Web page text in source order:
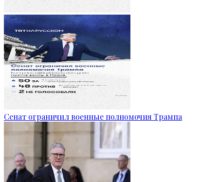
Сенат ограничил военные полномочия Трампа